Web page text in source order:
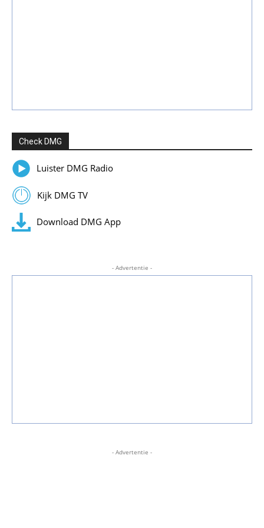
Check DMG
Luister DMG Radio
Kijk DMG TV
Download DMG App
- Advertentie -
- Advertentie -